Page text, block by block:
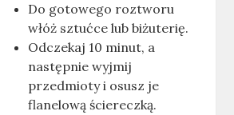
Do gotowego roztworu
włóż sztućce lub biżuterię.
Odczekaj 10 minut, a
następnie wyjmij
przedmioty i osusz je
flanelową ściereczką.